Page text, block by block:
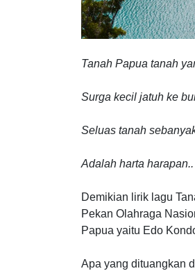
Tanah Papua tanah
Surga kecil jatuh ke
Seluas tanah
Adalah harta harapan..
Demikian lirik lagu
Pekan Olahraga
Papua yaitu Edo
Apa yang dituangkan